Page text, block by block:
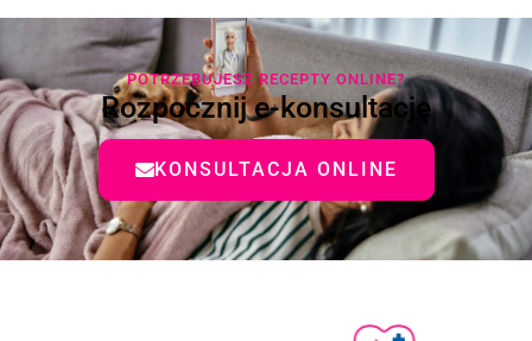
POTRZEBUJESZ RECEPTY ONLINE?
Rozpocznij e-konsultację
KONSULTACJA ONLINE